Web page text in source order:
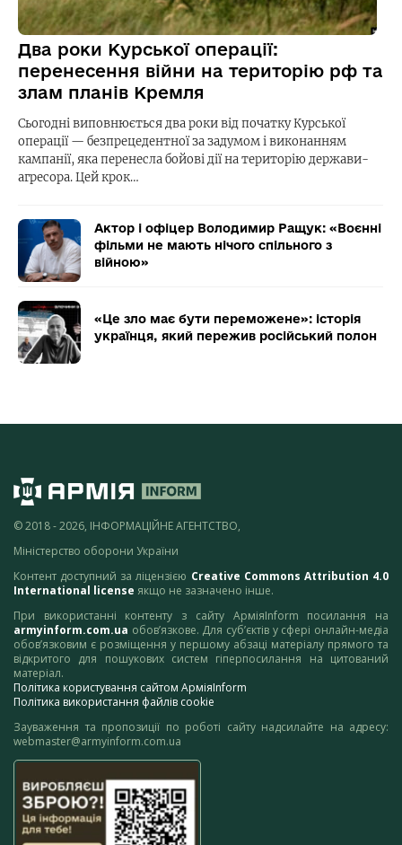
Два роки Курської операції:
перенесення війни на територію рф та
злам планів Кремля
Сьогодні виповнюється два роки від початку Курської
операції — безпрецедентної за задумом і виконанням
кампанії, яка перенесла бойові дії на територію держави-
агресора. Цей крок…
Актор і офіцер Володимир Ращук: «Воєнні
фільми не мають нічого спільного з
війною»
«Це зло має бути переможене»: історія
українця, який пережив російський полон
© 2018 - 2026, ІНФОРМАЦІЙНЕ АГЕНТСТВО,
Міністерство оборони України
Контент доступний за ліцензією Creative Commons Attribution 4.0
International license якщо не зазначено інше.
При використанні контенту з сайту АрміяInform посилання на
armyinform.com.ua обов’язкове. Для суб’єктів у сфері онлайн-медіа
обов’язковим є розміщення у першому абзаці матеріалу прямого та
відкритого для пошукових систем гіперпосилання на цитований
матеріал.
Політика користування сайтом АрміяInform
Політика використання файлів cookie
Зауваження та пропозиції по роботі сайту надсилайте на адресу:
webmaster@armyinform.com.ua